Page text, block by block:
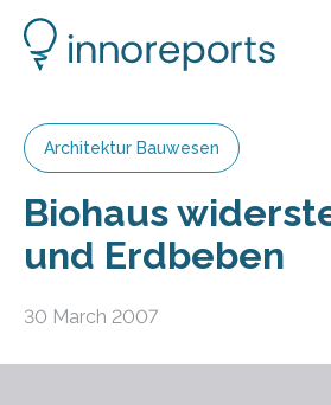
Architektur Bauwesen
Biohaus
und Erdbeben
30 March 2007